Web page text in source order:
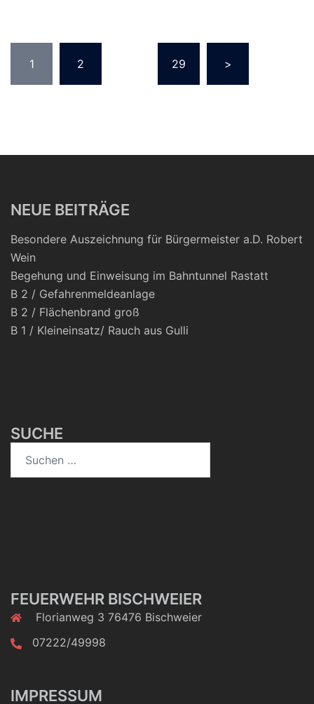
Seitennummerierung
1 2 29 >
NEUE BEITRÄGE
Besondere Auszeichnung für Bürgermeister a.D. Robert
Wein
Begehung und Einweisung im Bahntunnel Rastatt
B 2 / Gefahrenmeldeanlage
B 2 / Flächenbrand groß
B 1 / Kleineinsatz/ Rauch aus Gulli
SUCHE
FEUERWEHR BISCHWEIER
Florianweg 3 76476 Bischweier
07222/49998
IMPRESSUM